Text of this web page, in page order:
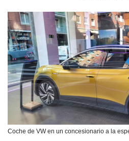
Coche de VW en un concesionario a la